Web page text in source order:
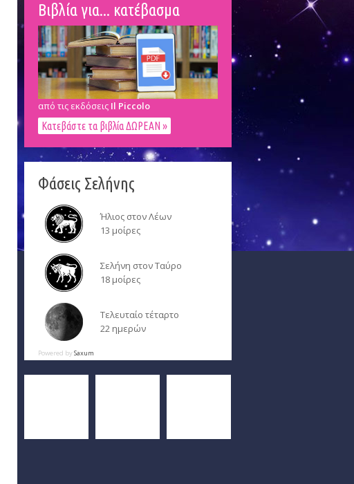
Βιβλία για... κατέβασμα
από τις εκδόσεις Il Piccolo
Κατεβάστε τα βιβλία ΔΩΡΕΑΝ »
Φάσεις Σελήνης
Ήλιος στον Λέων
13 μοίρες
Σελήνη στον Ταύρο
18 μοίρες
Τελευταίο τέταρτο
22 ημερών
Powered bySaxum